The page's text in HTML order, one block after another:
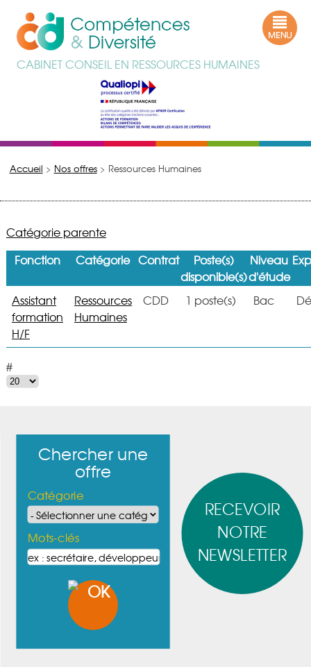
CABINET CONSEIL EN RESSOURCES HUMAINES
Accueil > Nos offres > Ressources Humaines
Catégorie parente
Fonction
Catégorie Contrat
Poste(s)
disponible(s)
Niveau
d'étude
Assistant
formation
H/F
Ressources
Humaines
CDD 1 poste(s) Bac
#
RECEVOIR
NOTRE
NEWSLETTER
Chercher une
offre
Catégorie
Mots-clés